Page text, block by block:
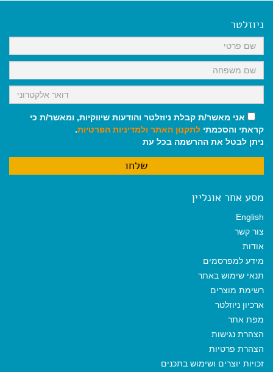
k
p
m
ניוזלטר
אני מאשר/ת קבלת ניוזלטר והודעות שיווקיות, ומאשר/ת כי
קראתי והסכמתי לתקנון האתר ולמדיניות הפרטיות.
ניתן לבטל את ההרשמה בכל עת
מסע אחר אונליין
English
צור קשר
אודות
מידע למפרסמים
תנאי שימוש באתר
רשימת מוצרים
ארכיון ניוזלטר
מפת אתר
הצהרת נגישות
הצהרת פרטיות
זכויות יוצרים ושימוש בתכנים